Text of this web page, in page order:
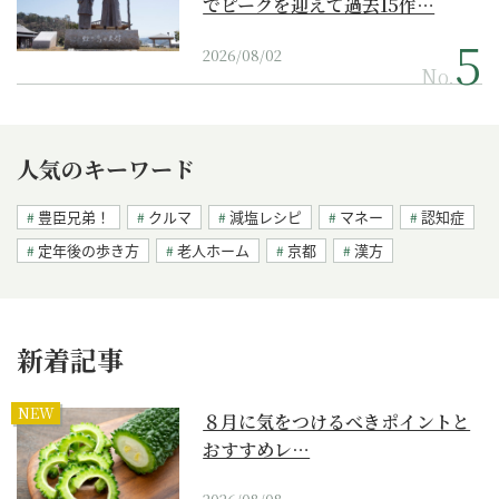
でピークを迎えて過去15作…
2026/08/02
No.
人気のキーワード
豊臣兄弟！ クルマ 減塩レシピ マネー
認知症
定年後の歩き方
老人ホーム 京都 漢方
新着記事
NEW
８月に気をつけるべきポイントと
おすすめレ…